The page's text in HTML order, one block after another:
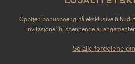
Opptjen bonuspoeng, få eksklusive tilbud,
invitasjoner til spennende
Se alle fordelene